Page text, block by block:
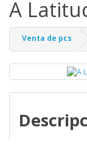
A
Venta de pcs